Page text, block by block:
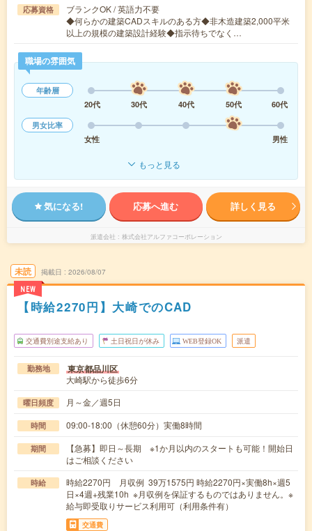
応募資格
ブランクOK / 英語力不要
◆何らかの建築CADスキルのある方◆非木造建築2,000平米
以上の規模の建築設計経験◆指示待ちでなく…
職場の雰囲気
年齢層
20代
30代 40代 50代
60代
男女比率
女性
男性
もっと見る
気になる! 応募へ進む 詳しく見る
派遣会社 株式会社アルファコーポレーション
未読
NEW
掲載日 2026/08/07
【時給2270円】大崎でのCAD
交通費別途支給あり 土日祝日が休み WEB登録OK 派遣
勤務地 東京都品川区
大崎駅から徒歩6分
曜日頻度 月～金／週5日
時間 09:00-18:00（休憩60分）実働8時間
期間
【急募】即日～長期 ※1か月以内のスタートも可能！開始日
はご相談ください
時給
時給2270円 月収例 39万1575円 時給2270円×実働8h×週5
日×4週+残業10h ※月収例を保証するものではありません。※
給与即受取りサービス利用可（利用条件有）
交通費